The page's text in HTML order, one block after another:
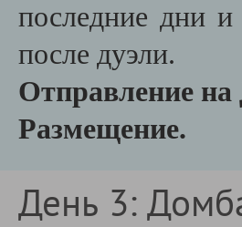
последние дни
после дуэли.
Отправление
Размещение.
День 3: